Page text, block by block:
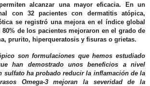
alcanzar una mayor eficacia. En un
con 32 pacientes con dermatitis atópica,
se registró una mejora en el índice global
80% de los pacientes mejoraron en el grado de
prurito, hiperqueratosis y fisuras o grietas.
son formulaciones que hemos estudiado
han demostrado unos beneficios a nivel
ha probado reducir la inflamación de la
Omega-3 mejoran la severidad de la